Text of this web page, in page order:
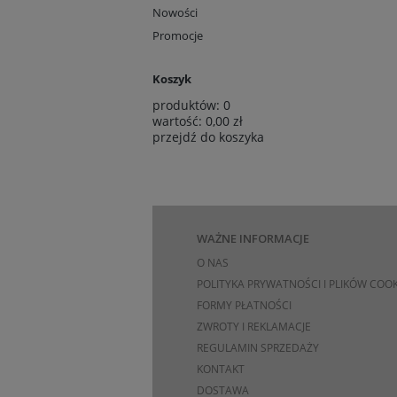
Nowości
Promocje
Koszyk
produktów: 0
wartość: 0,00 zł
przejdź do koszyka
WAŻNE INFORMACJE
O NAS
POLITYKA PRYWATNOŚCI I PLIKÓW
FORMY PŁATNOŚCI
ZWROTY I REKLAMACJE
REGULAMIN SPRZEDAŻY
KONTAKT
DOSTAWA